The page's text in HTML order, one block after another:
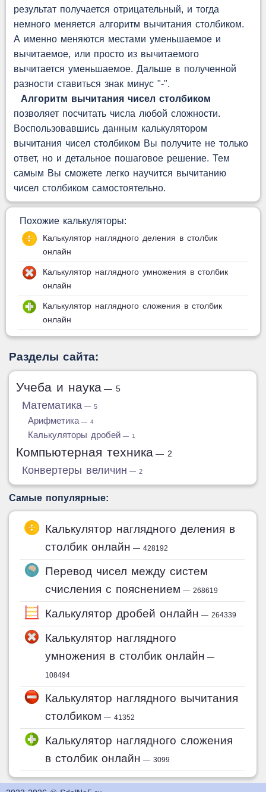
результат получается отрицательный, и тогда
немного меняется алгоритм вычитания столбиком.
А именно меняются местами уменьшаемое и
вычитаемое, или просто из вычитаемого
вычитается уменьшаемое. Дальше в полученной
разности ставиться знак минус "-".
Алгоритм вычитания чисел столбиком
позволяет посчитать числа любой сложности.
Воспользовавшись данным калькулятором
вычитания чисел столбиком Вы получите не только
ответ, но и детальное пошаговое решение. Тем
самым Вы сможете легко научится вычитанию
чисел столбиком самостоятельно.
Похожие калькуляторы:
Калькулятор наглядного деления в столбик
онлайн
Калькулятор наглядного умножения в столбик
онлайн
Калькулятор наглядного сложения в столбик
онлайн
Разделы сайта:
Учеба и наука — 5
Математика — 5
Арифметика — 4
Калькуляторы дробей — 1
Компьютерная техника — 2
Конвертеры величин — 2
Самые популярные:
Калькулятор наглядного деления в
столбик онлайн — 428192
Перевод чисел между систем
счисления с пояснением — 268619
Калькулятор дробей онлайн — 264339
Калькулятор наглядного
умножения в столбик онлайн —
108494
Калькулятор наглядного вычитания
столбиком — 41352
Калькулятор наглядного сложения
в столбик онлайн — 3099